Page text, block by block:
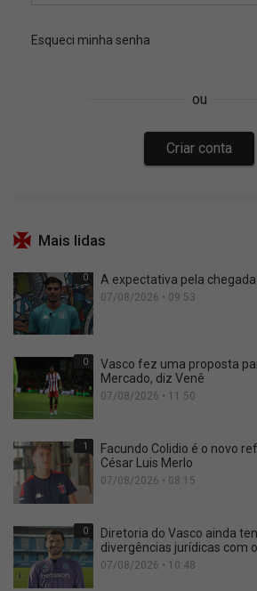
Mais lidas
0 A expectativa pela
07/08/2026 • 09:53
0
Vasco fez uma proposta
Mercado, diz Venê
07/08/2026 • 11:50
1
Facundo Colidio é o novo
César Luis Merlo
07/08/2026 • 08:15
0
Diretoria do Vasco ainda
divergências jurídicas com
07/08/2026 • 10:48